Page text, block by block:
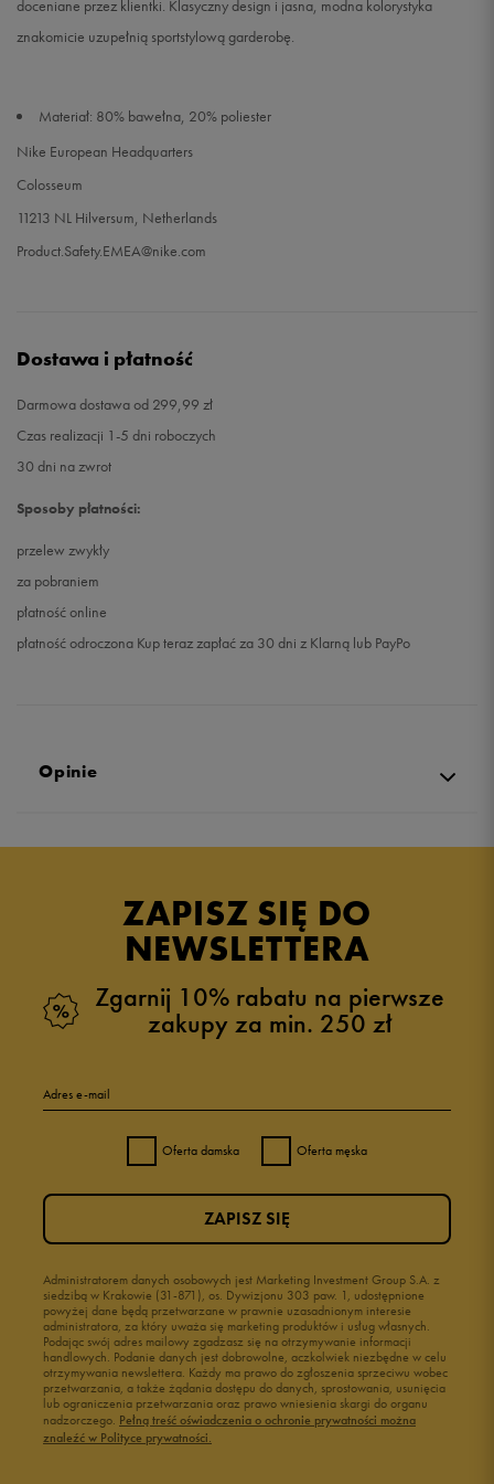
doceniane przez klientki. Klasyczny design i jasna, modna kolorystyka
znakomicie uzupełnią sportstylową garderobę.
Materiał: 80% bawełna, 20% poliester
Nike European Headquarters
Colosseum
11213 NL Hilversum, Netherlands
Product.Safety.EMEA@nike.com
Dostawa i płatność
Darmowa dostawa od 299,99 zł
Czas realizacji 1-5 dni roboczych
30 dni na zwrot
Sposoby płatności:
przelew zwykły
za pobraniem
płatność online
płatność odroczona Kup teraz zapłać za 30 dni z Klarną lub PayPo
Opinie
ZAPISZ SIĘ DO
NEWSLETTERA
Zgarnij 10% rabatu na pierwsze
zakupy za min. 250 zł
Adres e-mail
Oferta damska Oferta męska
Administratorem danych osobowych jest Marketing Investment Group S.A. z
siedzibą w Krakowie (31-871), os. Dywizjonu 303 paw. 1, udostępnione
powyżej dane będą przetwarzane w prawnie uzasadnionym interesie
administratora, za który uważa się marketing produktów i usług własnych.
Podając swój adres mailowy zgadzasz się na otrzymywanie informacji
handlowych. Podanie danych jest dobrowolne, aczkolwiek niezbędne w celu
otrzymywania newslettera. Każdy ma prawo do zgłoszenia sprzeciwu wobec
przetwarzania, a także żądania dostępu do danych, sprostowania, usunięcia
lub ograniczenia przetwarzania oraz prawo wniesienia skargi do organu
nadzorczego. Pełną treść oświadczenia o ochronie prywatności można
znaleźć w Polityce prywatności.
ZAPISZ SIĘ